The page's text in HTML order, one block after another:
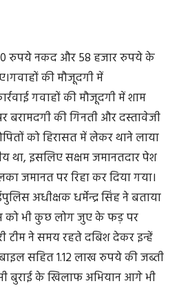
रुपये नकद और 58 हजार रुपये के
की मौजूदगी में
गवाहों की मौजूदगी में शाम
बरामदगी की गिनती और दस्तावेजी
को हिरासत में लेकर थाने लाया
था, इसलिए सक्षम जमानतदार पेश
जमानत पर रिहा कर दिया गया।
अधीक्षक धर्मेन्द्र सिंह ने बताया
को भी कुछ लोग जुए के फड़ पर
टीम ने समय रहते दबिश देकर इन्हें
सहित 1.12 लाख रुपये की जब्ती
बुराई के खिलाफ अभियान आगे भी